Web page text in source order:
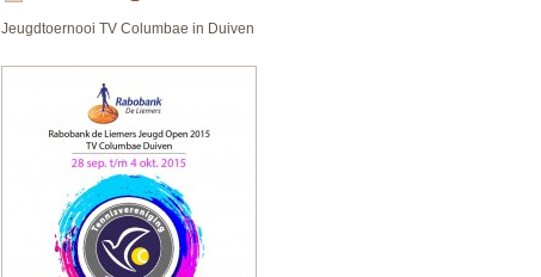
Jeugdtoernooi TV Columbae in Duiven